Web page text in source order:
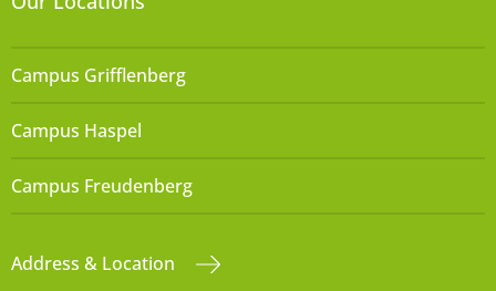
Campus Grifflenberg
Campus Haspel
Campus Freudenberg
Address & Location